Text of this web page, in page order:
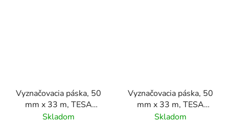
Vyznačovacia páska, 50
mm x 33 m, TESA
"Professional",
Skladom
Vyznačovacia páska, 50
mm x 33 m, TESA
"Professional", čierna/
Skladom